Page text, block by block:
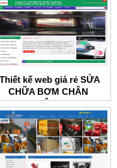
Thiết kế web giá rẻ SỬA
CHỮA BƠM CHÂN
KHÔNG